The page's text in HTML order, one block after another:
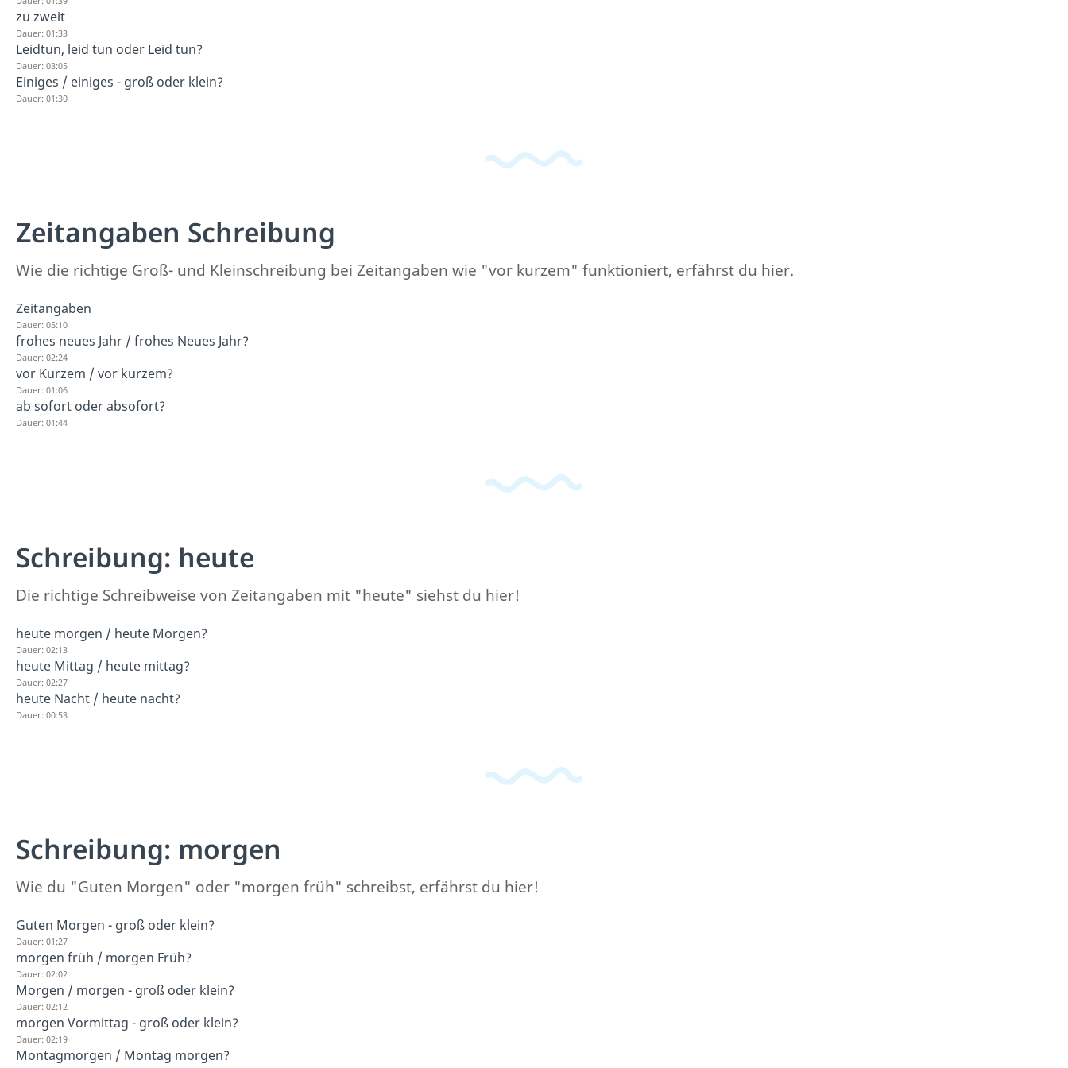
zu zweit
Dauer: 01:33
Leidtun, leid tun oder Leid tun?
Dauer: 03:05
Einiges / einiges - groß oder klein?
Dauer: 01:30
Zeitangaben Schreibung
Wie die richtige Groß- und Kleinschreibung bei Zeitangaben wie "vor kurzem" funktioniert, erfährst du hier.
Zeitangaben
Dauer: 05:10
frohes neues Jahr / frohes Neues Jahr?
Dauer: 02:24
vor Kurzem / vor kurzem?
Dauer: 01:06
ab sofort oder absofort?
Dauer: 01:44
Schreibung: heute
Die richtige Schreibweise von Zeitangaben mit "heute" siehst du hier!
heute morgen / heute Morgen?
Dauer: 02:13
heute Mittag / heute mittag?
Dauer: 02:27
heute Nacht / heute nacht?
Dauer: 00:53
Schreibung: morgen
Wie du "Guten Morgen" oder "morgen früh" schreibst, erfährst du hier!
Guten Morgen - groß oder klein?
Dauer: 01:27
morgen früh / morgen Früh?
Dauer: 02:02
Morgen / morgen - groß oder klein?
Dauer: 02:12
morgen Vormittag - groß oder klein?
Dauer: 02:19
Montagmorgen / Montag morgen?